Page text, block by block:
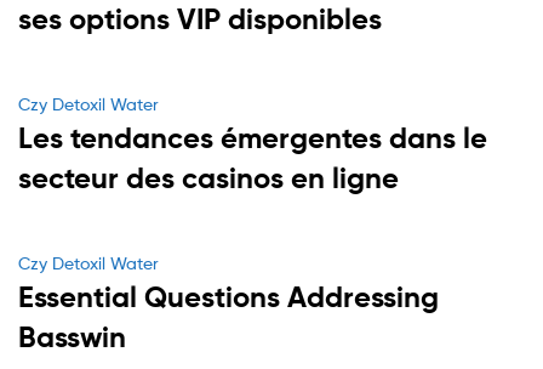
ses options VIP disponibles
Categories
Czy Detoxil Water
Les tendances émergentes dans le
secteur des casinos en ligne
Categories
Czy Detoxil Water
Essential Questions Addressing
Basswin